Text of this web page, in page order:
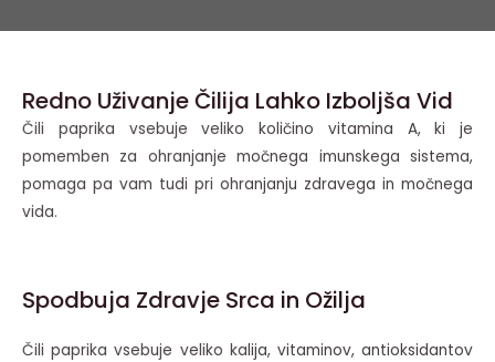
Redno Uživanje Čilija Lahko Izboljša Vid
Čili paprika vsebuje veliko količino vitamina A, ki je
pomemben za ohranjanje močnega imunskega sistema,
pomaga pa vam tudi pri ohranjanju zdravega in močnega
vida.
Spodbuja Zdravje Srca in Ožilja
Čili paprika vsebuje veliko kalija, vitaminov, antioksidantov